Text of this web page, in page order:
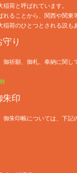
荷と呼ばれています。
れることから、関西や関東
荷のひとつとされる説も
り
祈願、御札、奉納に関し
朱印
御朱印帳については、下記